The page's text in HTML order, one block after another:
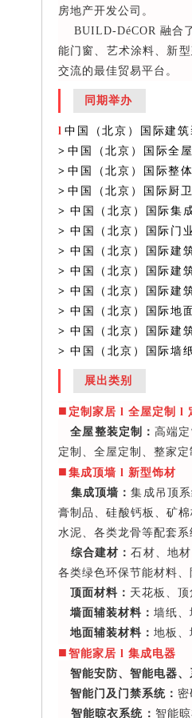
房地产开发公司。
BUILD-DéCOR 融合了
能门窗、艺术涂料、新
交流的最佳贸易平台。
同期举办
l 中国（北京）国际建
> 中国（北京）国际全
> 中国（北京）国际整
> 中国（北京）国际厨
> 中国（北京）国际集
> 中国（北京）国际门
> 中国（北京）国际建
> 中国（北京）国际建
> 中国（北京）国际建
> 中国（北京）国际地
> 中国（北京）国际建
> 中国（北京）国际墙
展出类别
■ 定制家居 l 全屋定制 l
全屋整装定制：高端
定制、全屋定制、整家
■ 集成顶墙 l 新型饰材
集成顶墙：集成吊顶
膏制品、硅酸钙板、矿
水泥、各类龙骨等配套
综合建材：石材、地
各类绿色环保节能材料
顶面材料： 天花板、
墙面辅装材料： 墙纸
地面辅装材料： 地板
■ 智能家居 l 集成电器
智能安防、智能电器
智能门及门禁系统：
智能晾衣系统： 智能